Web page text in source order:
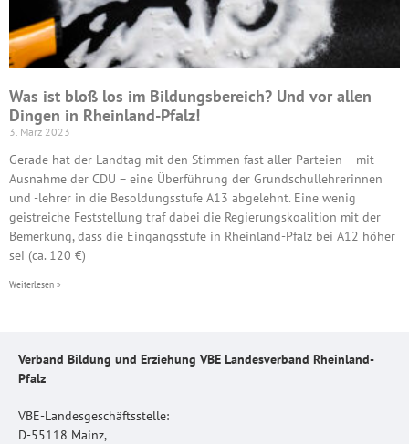
Was ist bloß los im Bildungsbereich? Und vor allen
Dingen in Rheinland-Pfalz!
3. März 2023
Gerade hat der Landtag mit den Stimmen fast aller Parteien – mit
Ausnahme der CDU – eine Überführung der Grundschullehrerinnen
und -lehrer in die Besoldungsstufe A13 abgelehnt. Eine wenig
geistreiche Feststellung traf dabei die Regierungskoalition mit der
Bemerkung, dass die Eingangsstufe in Rheinland-Pfalz bei A12 höher
sei (ca. 120 €)
Weiterlesen »
Verband Bildung und Erziehung VBE Landesverband Rheinland-
Pfalz
VBE-Landesgeschäftsstelle:
D-55118 Mainz,